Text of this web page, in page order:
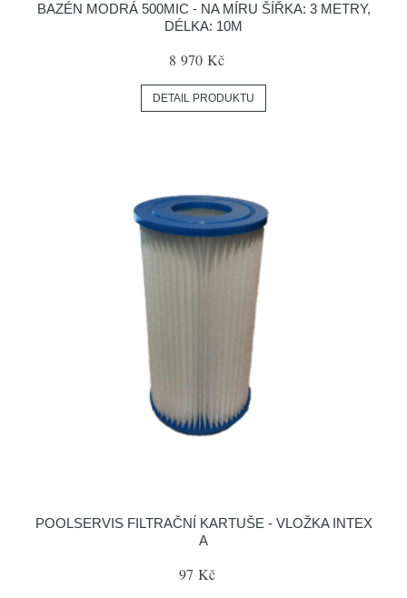
BAZÉN MODRÁ 500MIC - NA MÍRU ŠÍŘKA: 3 METRY,
DÉLKA: 10M
8 970 Kč
DETAIL PRODUKTU
POOLSERVIS FILTRAČNÍ KARTUŠE - VLOŽKA INTEX
A
97 Kč